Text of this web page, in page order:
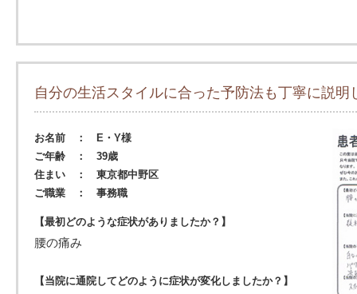
自分の生活スタイルに合った予防法も丁寧に説明
お名前 ： E・Y様
ご年齢 ： 39歳
住まい ： 東京都中野区
ご職業 ： 事務職
【最初どのような症状がありましたか？】
腰の痛み
【当院に通院してどのように症状が変化しましたか？】